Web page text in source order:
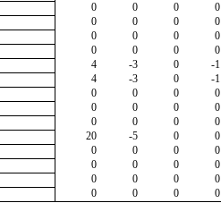
0 0 0 0
0 0 0 0
0 0 0 0
0 0 0 0
4 -3 0 -1
4 -3 0 -1
0 0 0 0
0 0 0 0
0 0 0 0
20 -5 0 0
0 0 0 0
0 0 0 0
0 0 0 0
0 0 0 0